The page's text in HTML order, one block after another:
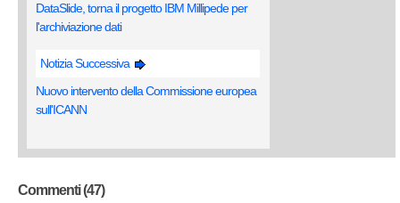
DataSlide, torna il progetto IBM Millipede per
l'archiviazione dati
Notizia Successiva
Nuovo intervento della Commissione europea
sull'ICANN
Commenti (47)